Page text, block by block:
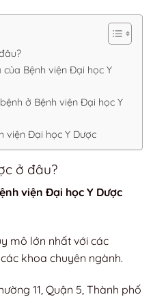
Bệnh viện Đại học Y
ở Bệnh viện Đại học Y
viện Đại học Y Dược
ở đâu?
viện Đại học Y Dược
mô lớn nhất với các
khoa chuyên ngành.
11, Quận 5, Thành phố